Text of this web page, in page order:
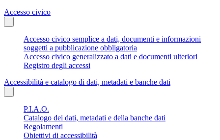
Accesso civico
Accesso civico semplice a dati, documenti e informazioni
soggetti a pubblicazione obbligatoria
Accesso civico generalizzato a dati e documenti ulteriori
Registro degli accessi
Accessibilità e catalogo di dati, metadati e banche dati
P.I.A.O.
Catalogo dei dati, metadati e della banche dati
Regolamenti
Obiettivi di accessibilità